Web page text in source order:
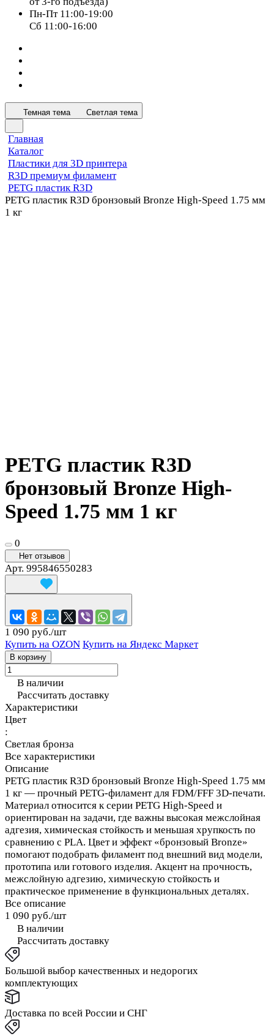
Пн-Пт 11:00-19:00
Сб 11:00-16:00
Темная тема Светлая тема
Главная
Каталог
Пластики для 3D принтера
R3D премиум филамент
PETG пластик R3D
PETG пластик R3D бронзовый Bronze High-Speed 1.75 мм
1 кг
PETG пластик R3D
бронзовый Bronze High-
Speed 1.75 мм 1 кг
0
Нет отзывов
Арт. 995846550283
1 090 руб./шт
Купить на OZON Купить на Яндекс Маркет
В корзину
В наличии
Рассчитать доставку
Характеристики
Цвет
:
Светлая бронза
Все характеристики
Описание
PETG пластик R3D бронзовый Bronze High-Speed 1.75 мм
1 кг — прочный PETG-филамент для FDM/FFF 3D-печати.
Материал относится к серии PETG High-Speed и
ориентирован на задачи, где важны высокая межслойная
адгезия, химическая стойкость и меньшая хрупкость по
сравнению с PLA. Цвет и эффект «бронзовый Bronze»
помогают подобрать филамент под внешний вид модели,
прототипа или готового изделия. Акцент на прочность,
межслойную адгезию, химическую стойкость и
практическое применение в функциональных деталях.
Все описание
1 090 руб./шт
В наличии
Рассчитать доставку
Большой выбор качественных и недорогих
комплектующих
Доставка по всей России и СНГ